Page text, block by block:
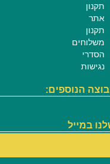
תקנון
אתר
תקנון
משלוחים
הסדרי
נגישות
הנוספים:
במייל